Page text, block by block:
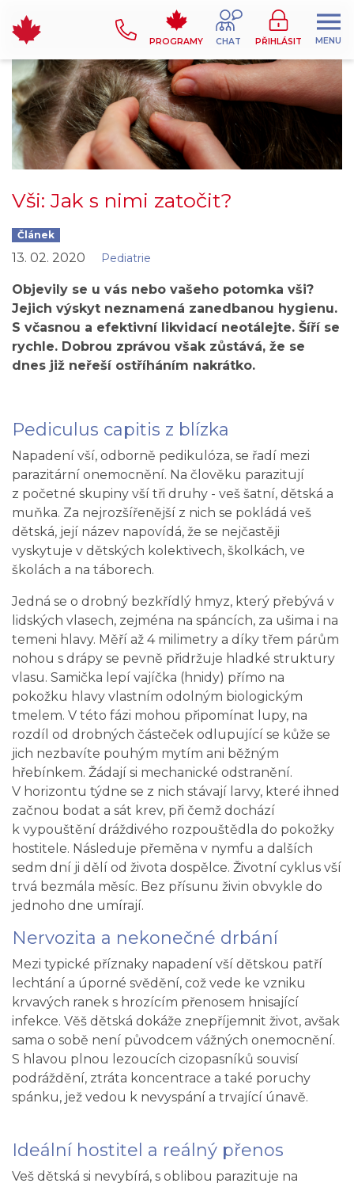
PROGRAMY CHAT PŘIHLÁSIT MENU
Vši: Jak s nimi zatočit?
Článek
13. 02. 2020 Pediatrie
Objevily se u vás nebo vašeho potomka vši?
Jejich výskyt neznamená zanedbanou hygienu.
S včasnou a efektivní likvidací neotálejte. Šíří se
rychle. Dobrou zprávou však zůstává, že se
dnes již neřeší ostříháním nakrátko.
Pediculus capitis z blízka
Napadení vší, odborně pedikulóza, se řadí mezi
parazitární onemocnění. Na člověku parazitují
z početné skupiny vší tři druhy - veš šatní, dětská a
muňka. Za nejrozšířenější z nich se pokládá veš
dětská, její název napovídá, že se nejčastěji
vyskytuje v dětských kolektivech, školkách, ve
školách a na táborech.
Jedná se o drobný bezkřídlý hmyz, který přebývá v
lidských vlasech, zejména na spáncích, za ušima i na
temeni hlavy. Měří až 4 milimetry a díky třem párům
nohou s drápy se pevně přidržuje hladké struktury
vlasu. Samička lepí vajíčka (hnidy) přímo na
pokožku hlavy vlastním odolným biologickým
tmelem. V této fázi mohou připomínat lupy, na
rozdíl od drobných částeček odlupující se kůže se
jich nezbavíte pouhým mytím ani běžným
hřebínkem. Žádají si mechanické odstranění.
V horizontu týdne se z nich stávají larvy, které ihned
začnou bodat a sát krev, při čemž dochází
k vypouštění dráždivého rozpouštědla do pokožky
hostitele. Následuje přeměna v nymfu a dalších
sedm dní ji dělí od života dospělce. Životní cyklus vší
trvá bezmála měsíc. Bez přísunu živin obvykle do
jednoho dne umírají.
Nervozita a nekonečné drbání
Mezi typické příznaky napadení vší dětskou patří
lechtání a úporné svědění, což vede ke vzniku
krvavých ranek s hrozícím přenosem hnisající
infekce. Věš dětská dokáže znepříjemnit život, avšak
sama o sobě není původcem vážných onemocnění.
S hlavou plnou lezoucích cizopasníků souvisí
podráždění, ztráta koncentrace a také poruchy
spánku, jež vedou k nevyspání a trvající únavě.
Ideální hostitel a reálný přenos
Veš dětská si nevybírá, s oblibou parazituje na